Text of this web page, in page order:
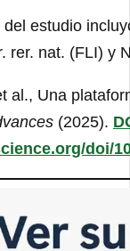
estudio
rer. nat. (FLI) y
al., Una
(2025).
doi/